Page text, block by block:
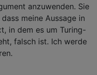
anzuwenden. Sie
meine Aussage in
in dem es um Turing-
falsch ist. Ich werde